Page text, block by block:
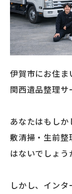
伊賀市にお住ま
関西遺品整理サ
あなたはもし
敷清掃・生前整
はないでしょう
しかし、イン